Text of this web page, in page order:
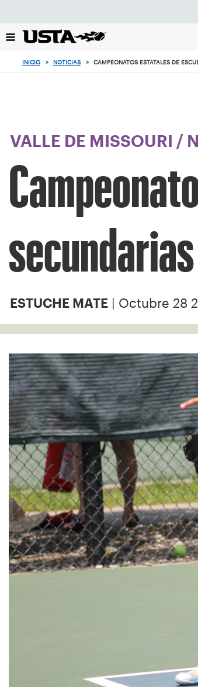
el
botón
INICIO > NOTICIAS > CAMPEONATOS ESTATALES DE
VALLE DE MISSOURI /
ESTUCHE MATE | Octubre 28